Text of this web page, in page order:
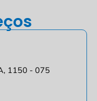
1150 - 075